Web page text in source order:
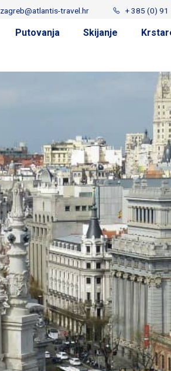
zagreb@atlantis-travel.hr + 385 (0)
Putovanja Skijanje